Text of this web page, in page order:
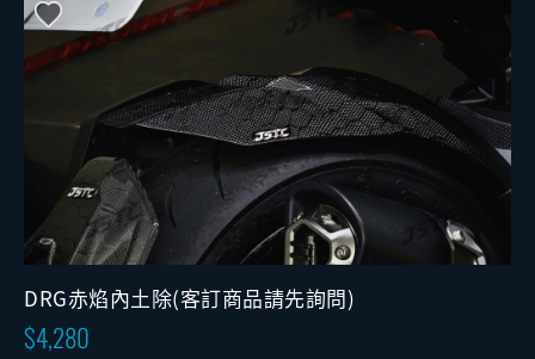
DRG赤焰內土除(客訂商品請先詢問)
4,280